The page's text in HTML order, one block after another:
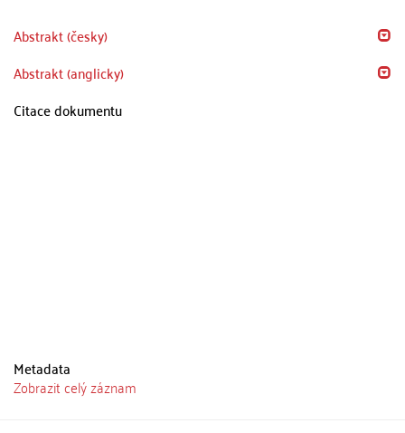
Abstrakt (česky)
Abstrakt (anglicky)
Citace dokumentu
Metadata
Zobrazit celý záznam